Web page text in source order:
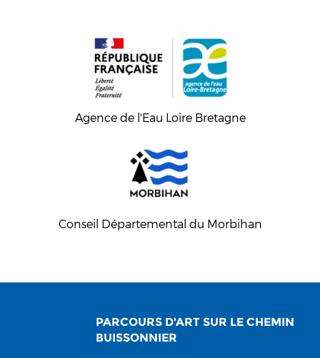
Agence de l'Eau Loire Bretagne
Conseil Départemental du Morbihan
PARCOURS D'ART SUR LE CHEMIN
BUISSONNIER